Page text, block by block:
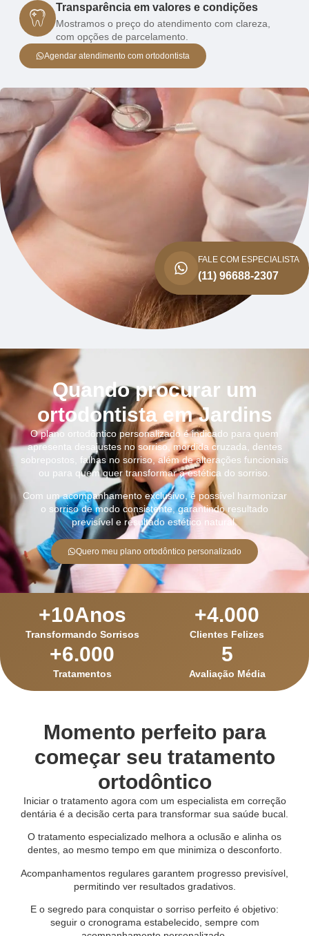
Transparência em valores e condições
Mostramos o preço do atendimento com clareza,
com opções de parcelamento.
Agendar atendimento com ortodontista
FALE COM ESPECIALISTA
(11) 96688-2307
Quando procurar um
ortodontista em Jardins
O plano ortodôntico personalizado é indicado para quem
apresenta desajustes no sorriso, mordida cruzada, dentes
sobrepostos, falhas no sorriso, além de alterações funcionais
ou para quem quer transformar a estética do sorriso.
Com um acompanhamento exclusivo, é possível harmonizar
o sorriso de modo consistente, garantindo resultado
previsível e resultado estético natural.
Quero meu plano ortodôntico personalizado
Transformando Sorrisos
+10Anos
Clientes Felizes
+4.000
Tratamentos
+6.000
Avaliação Média
5
Momento perfeito para
começar seu tratamento
ortodôntico
Iniciar o tratamento agora com um especialista em correção
dentária é a decisão certa para transformar sua saúde bucal.
O tratamento especializado melhora a oclusão e alinha os
dentes, ao mesmo tempo em que minimiza o desconforto.
Acompanhamentos regulares garantem progresso previsível,
permitindo ver resultados gradativos.
E o segredo para conquistar o sorriso perfeito é objetivo:
seguir o cronograma estabelecido, sempre com